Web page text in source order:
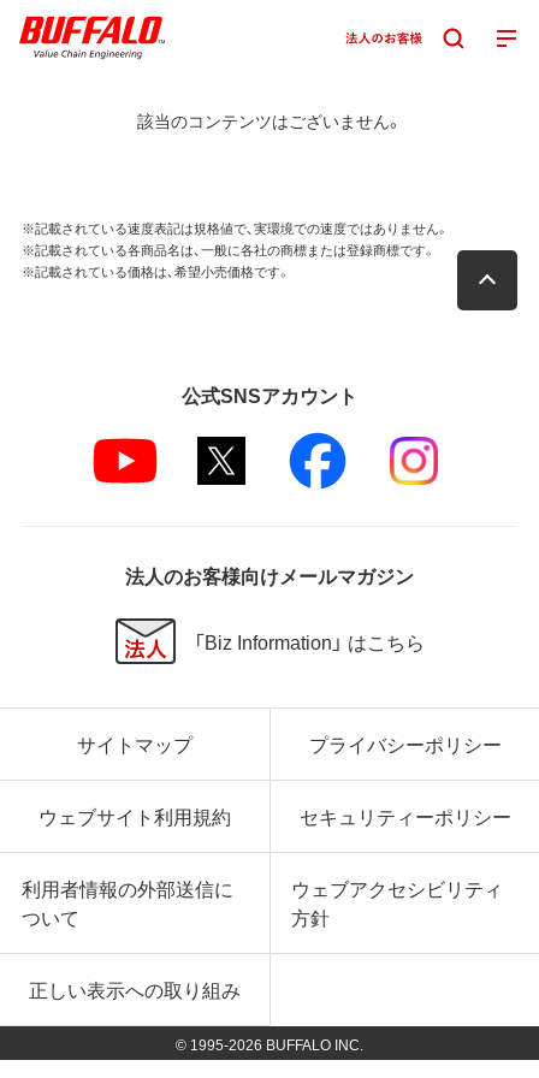
該当のコンテンツはございません。
※記載されている速度表記は規格値で、実環境での速度ではありません。
※記載されている各商品名は、一般に各社の商標または登録商標です。
※記載されている価格は、希望小売価格です。
公式SNSアカウント
法人のお客様向けメールマガジン
「Biz Information」 はこちら
サイトマップ プライバシーポリシー
ウェブサイト利用規約 セキュリティーポリシー
利用者情報の外部送信に
ついて
ウェブアクセシビリティ
方針
正しい表示への取り組み
© 1995-2026 BUFFALO INC.